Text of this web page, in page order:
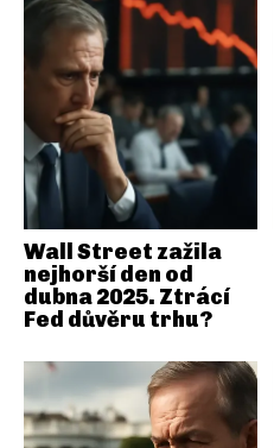
Wall Street zažila
nejhorší den od
dubna 2025. Ztrácí
Fed důvěru trhu?